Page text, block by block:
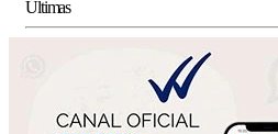
Últimas